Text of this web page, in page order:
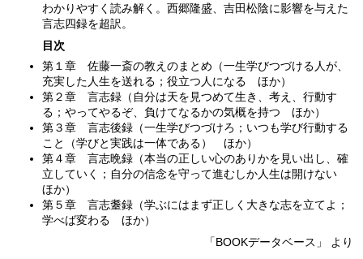
わかりやすく読み解く。西郷隆盛、吉田松陰に影響を与えた
言志四録を超訳。
目次
第１章 佐藤一斎の教えのまとめ（一生学びつづける人が、
充実した人生を送れる；役立つ人になる ほか）
第２章 言志録（自分は天を見つめて生き、考え、行動す
る；やってやるぞ、負けてなるかの気概を持つ ほか）
第３章 言志後録（一生学びつづけろ；いつも学び行動する
こと（学びと実践は一体である） ほか）
第４章 言志晩録（本当の正しい心のありかを見い出し、確
立していく；自分の信念を守って進むしか人生は開けない
ほか）
第５章 言志耋録（学ぶにはまず正しく大きな志を立てよ；
学べば変わる ほか）
「BOOKデータベース」 より